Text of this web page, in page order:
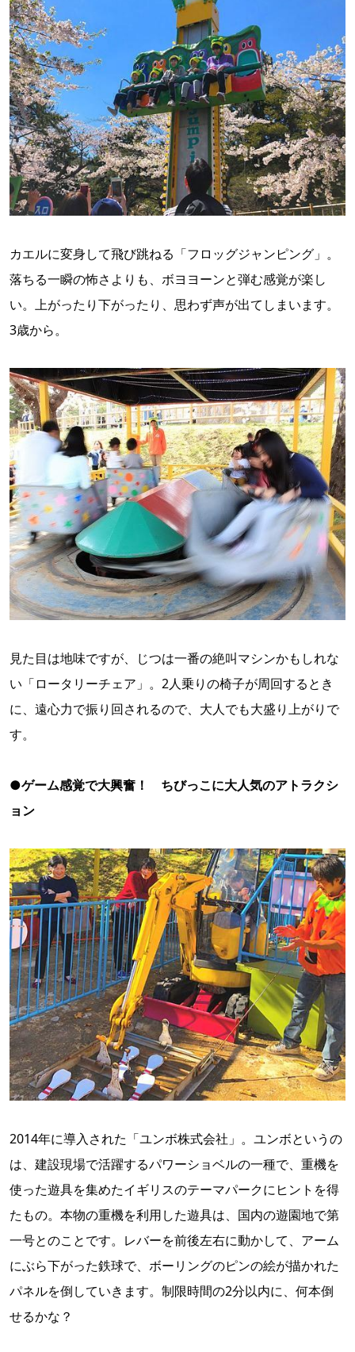
カエルに変身して飛び跳ねる「フロッグジャンピング」。
落ちる一瞬の怖さよりも、ボヨヨーンと弾む感覚が楽し
い。上がったり下がったり、思わず声が出てしまいます。
3歳から。
見た目は地味ですが、じつは一番の絶叫マシンかもしれな
い「ロータリーチェア」。2人乗りの椅子が周回するとき
に、遠心力で振り回されるので、大人でも大盛り上がりで
す。
●ゲーム感覚で大興奮！ ちびっこに大人気のアトラクシ
ョン
2014年に導入された「ユンボ株式会社」。ユンボというの
は、建設現場で活躍するパワーショベルの一種で、重機を
使った遊具を集めたイギリスのテーマパークにヒントを得
たもの。本物の重機を利用した遊具は、国内の遊園地で第
一号とのことです。レバーを前後左右に動かして、アーム
にぶら下がった鉄球で、ボーリングのピンの絵が描かれた
パネルを倒していきます。制限時間の2分以内に、何本倒
せるかな？